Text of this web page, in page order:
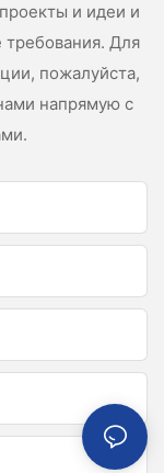
и идеи и
требования. Для
пожалуйста,
напрямую с